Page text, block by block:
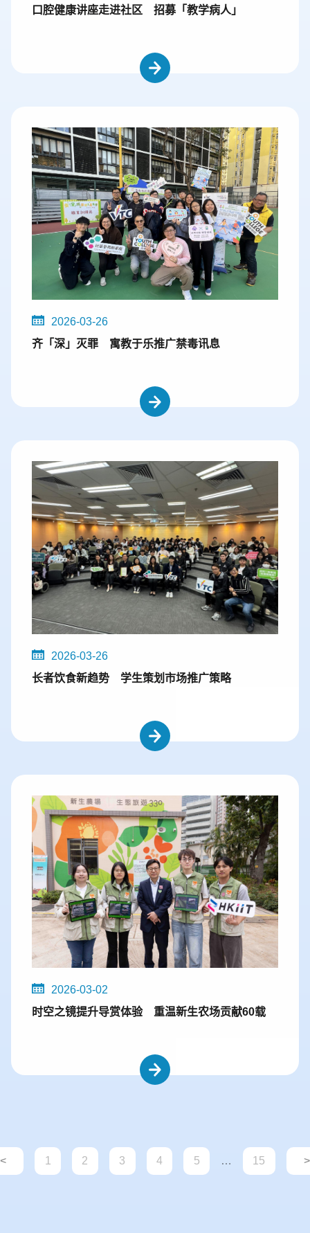
口腔健康讲座走进社区 招募「教学病人」
2026-03-26
齐「深」灭罪 寓教于乐推广禁毒讯息
2026-03-26
长者饮食新趋势 学生策划市场推广策略
2026-03-02
时空之镜提升导赏体验 重温新生农场贡献60载
< 1 2 3 4 5 … 15 >